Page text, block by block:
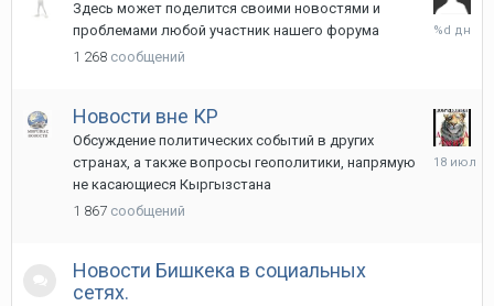
Здесь может поделится своими новостями и
проблемами любой участник нашего форума
1 268 сообщений
Среда
Новости вне КР
Обсуждение политических событий в других
странах, а также вопросы геополитики, напрямую
не касающиеся Кыргызстана
1 867 сообщений
18
Новости Бишкека в социальных
сетях.